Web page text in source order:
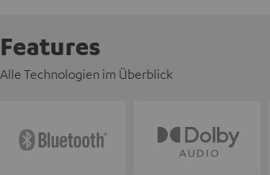
Features
Alle Technologien im Überblick